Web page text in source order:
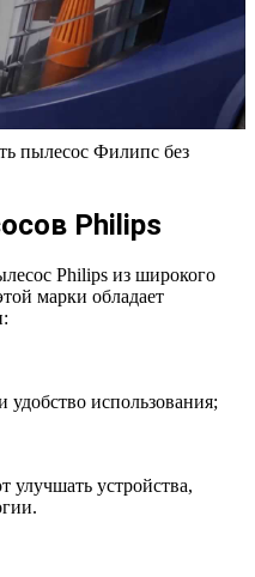
пылесос Филипс без
Philips
Philips из широкого
марки обладает
удобство использования;
устройства,